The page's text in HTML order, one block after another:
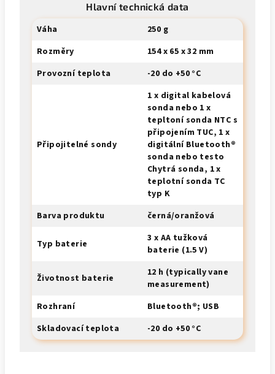
Hlavní technická data
Váha
250 g
Rozměry
154 x 65 x 32 mm
Provozní teplota
-20 do +50 °C
Připojitelné sondy
1 x digital kabelová
sonda nebo 1 x
tepltoní sonda NTC s
připojením TUC, 1 x
digitální Bluetooth®
sonda nebo testo
Chytrá sonda, 1 x
teplotní sonda TC
typ K
Barva produktu
černá/oranžová
Typ baterie
3 x AA tužková
baterie (1.5 V)
Životnost baterie
12 h (typically vane
measurement)
Rozhraní
Bluetooth®; USB
Skladovací teplota
-20 do +50 °C